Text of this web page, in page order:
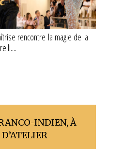
rencontre la magie de la
INDIEN, À